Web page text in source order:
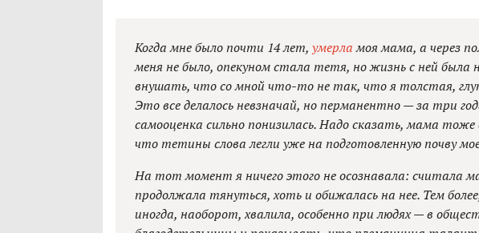
Когда мне было почти 14 лет, умерламоя мама, а через
меня не было, опекуном стала тетя, но жизнь с ней была
внушать, что со мной что-то не так, что я толстая,
Это все делалось невзначай, но перманентно — за три
самооценка сильно понизилась. Надо сказать, мама
что тетины слова легли уже на подготовленную почву
На тот момент я ничего этого не осознавала: считала
продолжала тянуться, хоть и обижалась на нее. Тем
иногда, наоборот, хвалила, особенно при людях — в